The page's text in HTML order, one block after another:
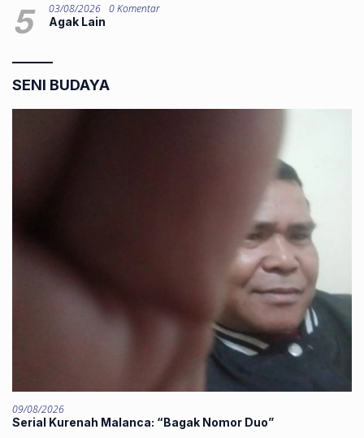
5 03/08/2026 0 Komentar
Agak Lain
SENI BUDAYA
09/08/2026
‎Serial Kurenah Malanca: “Bagak Nomor Duo”